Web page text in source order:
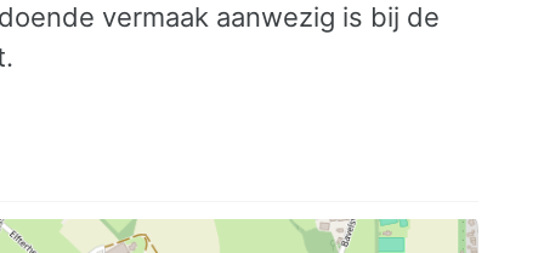
vermaak aanwezig is bij de